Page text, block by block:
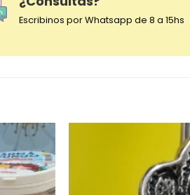
Escribinos por Whatsapp de 8 a 15hs